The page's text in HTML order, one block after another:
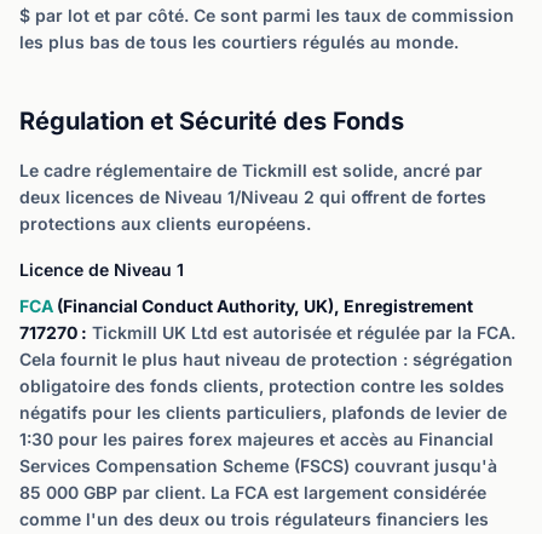
$ par lot et par côté. Ce sont parmi les taux de commission
les plus bas de tous les courtiers régulés au monde.
Régulation et Sécurité des Fonds
Le cadre réglementaire de Tickmill est solide, ancré par
deux licences de Niveau 1/Niveau 2 qui offrent de fortes
protections aux clients européens.
Licence de Niveau 1
FCA (Financial Conduct Authority, UK), Enregistrement
717270 : Tickmill UK Ltd est autorisée et régulée par la FCA.
Cela fournit le plus haut niveau de protection : ségrégation
obligatoire des fonds clients, protection contre les soldes
négatifs pour les clients particuliers, plafonds de levier de
1:30 pour les paires forex majeures et accès au Financial
Services Compensation Scheme (FSCS) couvrant jusqu'à
85 000 GBP par client. La FCA est largement considérée
comme l'un des deux ou trois régulateurs financiers les